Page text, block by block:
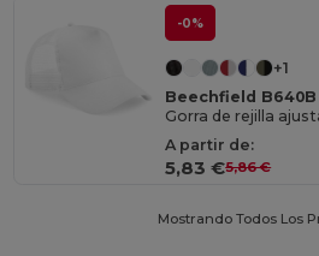
-0%
+1
Beechfield B640B
A partir de:
5,83 €5,86 €
Mostrando Todos Los